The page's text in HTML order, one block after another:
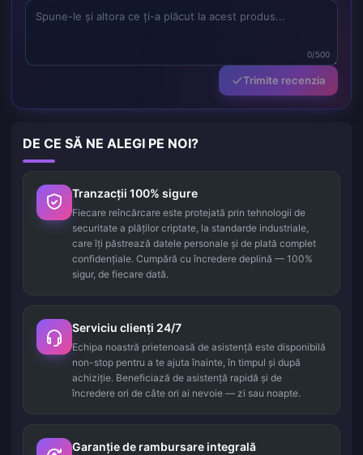
0/500
Trimite recenzia
DE CE SĂ NE ALEGI PE NOI?
Tranzacții 100% sigure
Fiecare reîncărcare este protejată prin tehnologii de
securitate a plăților criptate, la standarde industriale,
care îți păstrează datele personale și de plată complet
confidențiale. Cumpără cu încredere deplină — 100%
sigur, de fiecare dată.
Serviciu clienți 24/7
Echipa noastră prietenoasă de asistență este disponibilă
non-stop pentru a te ajuta înainte, în timpul și după
achiziție. Beneficiază de asistență rapidă și de
încredere ori de câte ori ai nevoie — zi sau noapte.
Garanție de rambursare integrală